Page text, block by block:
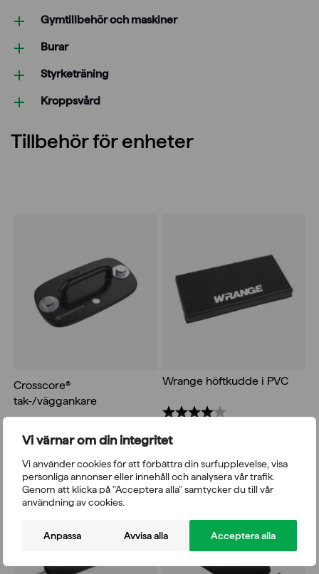
Vi värnar om din integritet
Vi använder cookies för att förbättra din surfupplevelse, visa
personliga annonser eller innehåll och analysera vår trafik.
Genom att klicka på "Acceptera alla" samtycker du till vår
användning av cookies.
Anpassa Avvisa alla Acceptera alla
Gymtillbehör och maskiner
Burar
Styrketräning
Kroppsvård
Tillbehör för enheter
Crosscore®
tak-/väggankare
inkl. moms 25%
Wrange höftkudde i PVC
Betyg:
inkl. moms 25%